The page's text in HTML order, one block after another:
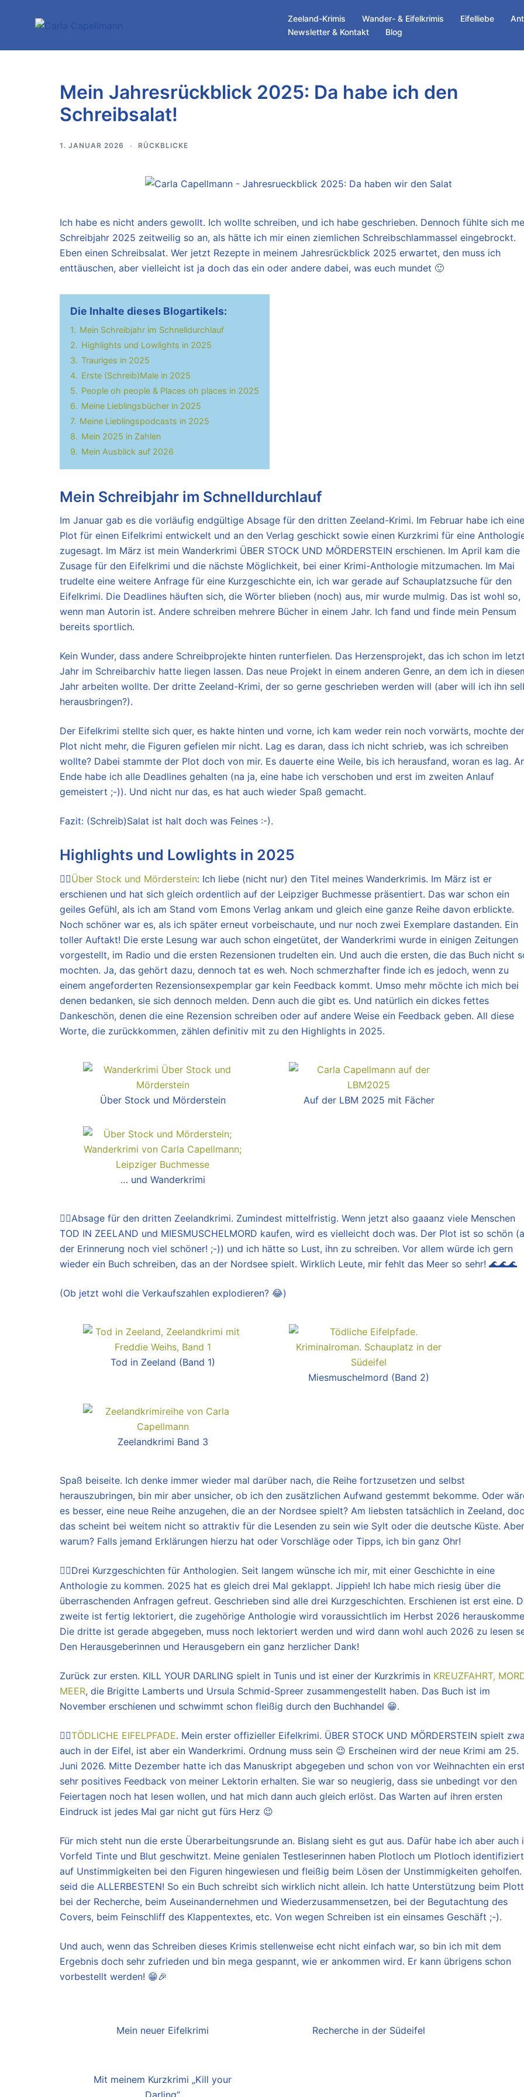
Zeeland-Krimis Wander- & Eifelkrimis Eifelliebe
Newsletter & Kontakt
Blog
Mein Jahresrückblick 2025: Da habe ich den
Schreibsalat!
1. JANUAR 2026 RÜCKBLICKE
Ich habe es nicht anders gewollt. Ich wollte schreiben, und ich habe geschrieben. Dennoch fühlte sich
Schreibjahr 2025 zeitweilig so an, als hätte ich mir einen ziemlichen Schreibschlammassel eingebrockt.
Eben einen Schreibsalat. Wer jetzt Rezepte in meinem Jahresrückblick 2025 erwartet, den muss ich
enttäuschen, aber vielleicht ist ja doch das ein oder andere dabei, was euch mundet 🙂
Die Inhalte dieses Blogartikels:
1. Mein Schreibjahr im Schnelldurchlauf
2. Highlights und Lowlights in 2025
3. Trauriges in 2025
4. Erste (Schreib)Male in 2025
5. People oh people & Places oh places in 2025
6. Meine Lieblingsbücher in 2025
7. Meine Lieblingspodcasts in 2025
8. Mein 2025 in Zahlen
9. Mein Ausblick auf 2026
Mein Schreibjahr im Schnelldurchlauf
Im Januar gab es die vorläufig endgültige Absage für den dritten Zeeland-Krimi. Im Februar habe ich
Plot für einen Eifelkrimi entwickelt und an den Verlag geschickt sowie einen Kurzkrimi für eine
zugesagt. Im März ist mein Wanderkrimi ÜBER STOCK UND MÖRDERSTEIN erschienen. Im April kam die
Zusage für den Eifelkrimi und die nächste Möglichkeit, bei einer Krimi-Anthologie mitzumachen. Im Mai
trudelte eine weitere Anfrage für eine Kurzgeschichte ein, ich war gerade auf Schauplatzsuche für den
Eifelkrimi. Die Deadlines häuften sich, die Wörter blieben (noch) aus, mir wurde mulmig. Das ist wohl so,
wenn man Autorin ist. Andere schreiben mehrere Bücher in einem Jahr. Ich fand und finde mein Pensum
bereits sportlich.
Kein Wunder, dass andere Schreibprojekte hinten runterfielen. Das Herzensprojekt, das ich schon im
Jahr im Schreibarchiv hatte liegen lassen. Das neue Projekt in einem anderen Genre, an dem ich in
Jahr arbeiten wollte. Der dritte Zeeland-Krimi, der so gerne geschrieben werden will (aber will ich ihn
herausbringen?).
Der Eifelkrimi stellte sich quer, es hakte hinten und vorne, ich kam weder rein noch vorwärts, mochte
Plot nicht mehr, die Figuren gefielen mir nicht. Lag es daran, dass ich nicht schrieb, was ich schreiben
wollte? Dabei stammte der Plot doch von mir. Es dauerte eine Weile, bis ich herausfand, woran es lag.
Ende habe ich alle Deadlines gehalten (na ja, eine habe ich verschoben und erst im zweiten Anlauf
gemeistert ;-)). Und nicht nur das, es hat auch wieder Spaß gemacht.
Fazit: (Schreib)Salat ist halt doch was Feines :-).
Highlights und Lowlights in 2025
👍🏼Über Stock und Mörderstein: Ich liebe (nicht nur) den Titel meines Wanderkrimis. Im März ist er
erschienen und hat sich gleich ordentlich auf der Leipziger Buchmesse präsentiert. Das war schon ein
geiles Gefühl, als ich am Stand vom Emons Verlag ankam und gleich eine ganze Reihe davon erblickte.
Noch schöner war es, als ich später erneut vorbeischaute, und nur noch zwei Exemplare dastanden. Ein
toller Auftakt! Die erste Lesung war auch schon eingetütet, der Wanderkrimi wurde in einigen Zeitungen
vorgestellt, im Radio und die ersten Rezensionen trudelten ein. Und auch die ersten, die das Buch nicht
mochten. Ja, das gehört dazu, dennoch tat es weh. Noch schmerzhafter finde ich es jedoch, wenn zu
einem angeforderten Rezensionsexpemplar gar kein Feedback kommt. Umso mehr möchte ich mich bei
denen bedanken, sie sich dennoch melden. Denn auch die gibt es. Und natürlich ein dickes fettes
Dankeschön, denen die eine Rezension schreiben oder auf andere Weise ein Feedback geben. All diese
Worte, die zurückkommen, zählen definitiv mit zu den Highlights in 2025.
Über Stock und Mörderstein Auf der LBM 2025 mit Fächer
… und Wanderkrimi
👍🏼Absage für den dritten Zeelandkrimi. Zumindest mittelfristig. Wenn jetzt also gaaanz viele Menschen
TOD IN ZEELAND und MIESMUSCHELMORD kaufen, wird es vielleicht doch was. Der Plot ist so schön
der Erinnerung noch viel schöner! ;-)) und ich hätte so Lust, ihn zu schreiben. Vor allem würde ich gern
wieder ein Buch schreiben, das an der Nordsee spielt. Wirklich Leute, mir fehlt das Meer so sehr! 🌊🌊🌊
(Ob jetzt wohl die Verkaufszahlen explodieren? 😂)
Tod in Zeeland (Band 1)
Miesmuschelmord (Band 2)
Zeelandkrimi Band 3
Spaß beiseite. Ich denke immer wieder mal darüber nach, die Reihe fortzusetzen und selbst
herauszubringen, bin mir aber unsicher, ob ich den zusätzlichen Aufwand gestemmt bekomme. Oder
es besser, eine neue Reihe anzugehen, die an der Nordsee spielt? Am liebsten tatsächlich in Zeeland,
das scheint bei weitem nicht so attraktiv für die Lesenden zu sein wie Sylt oder die deutsche Küste. Aber
warum? Falls jemand Erklärungen hierzu hat oder Vorschläge oder Tipps, ich bin ganz Ohr!
👍🏼Drei Kurzgeschichten für Anthologien. Seit langem wünsche ich mir, mit einer Geschichte in eine
Anthologie zu kommen. 2025 hat es gleich drei Mal geklappt. Jippieh! Ich habe mich riesig über die
überraschenden Anfragen gefreut. Geschrieben sind alle drei Kurzgeschichten. Erschienen ist erst eine.
zweite ist fertig lektoriert, die zugehörige Anthologie wird voraussichtlich im Herbst 2026
Die dritte ist gerade abgegeben, muss noch lektoriert werden und wird dann wohl auch 2026 zu lesen
Den Herausgeberinnen und Herausgebern ein ganz herzlicher Dank!
Zurück zur ersten. KILL YOUR DARLING spielt in Tunis und ist einer der Kurzkrimis in KREUZFAHRT,
MEER, die Brigitte Lamberts und Ursula Schmid-Spreer zusammengestellt haben. Das Buch ist im
November erschienen und schwimmt schon fleißig durch den Buchhandel 😁.
👍🏼TÖDLICHE EIFELPFADE. Mein erster offizieller Eifelkrimi. ÜBER STOCK UND MÖRDERSTEIN spielt
auch in der Eifel, ist aber ein Wanderkrimi. Ordnung muss sein 😉 Erscheinen wird der neue Krimi am 25.
Juni 2026. Mitte Dezember hatte ich das Manuskript abgegeben und schon von vor Weihnachten ein
sehr positives Feedback von meiner Lektorin erhalten. Sie war so neugierig, dass sie unbedingt vor den
Feiertagen noch hat lesen wollen, und hat mich dann auch gleich erlöst. Das Warten auf ihren ersten
Eindruck ist jedes Mal gar nicht gut fürs Herz 😉
Für mich steht nun die erste Überarbeitungsrunde an. Bislang sieht es gut aus. Dafür habe ich aber auch
Vorfeld Tinte und Blut geschwitzt. Meine genialen Testleserinnen haben Plotloch um Plotloch
auf Unstimmigkeiten bei den Figuren hingewiesen und fleißig beim Lösen der Unstimmigkeiten geholfen.
seid die ALLERBESTEN! So ein Buch schreibt sich wirklich nicht allein. Ich hatte Unterstützung beim
bei der Recherche, beim Auseinandernehmen und Wiederzusammensetzen, bei der Begutachtung des
Covers, beim Feinschliff des Klappentextes, etc. Von wegen Schreiben ist ein einsames Geschäft ;-).
Und auch, wenn das Schreiben dieses Krimis stellenweise echt nicht einfach war, so bin ich mit dem
Ergebnis doch sehr zufrieden und bin mega gespannt, wie er ankommen wird. Er kann übrigens schon
vorbestellt werden! 😁🎉
Mein neuer Eifelkrimi Recherche in der Südeifel
Mit meinem Kurzkrimi „Kill your
Darling“